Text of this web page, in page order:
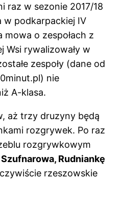
raz w sezonie 2017/18
w podkarpackiej IV
mowa o zespołach z
Wsi rywalizowały w
zespoły (dane od
nie
A-klasa.
aż trzy druzyny będą
rozgrywek. Po raz
rozgrywkowym
Rudniankę
rzeszowskie